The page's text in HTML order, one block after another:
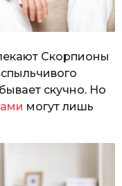
Скорпионы
скучно. Но
могут лишь